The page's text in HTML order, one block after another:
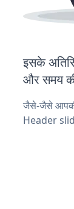
इसके
और समय
जैसे-जैसे आपकी
Header